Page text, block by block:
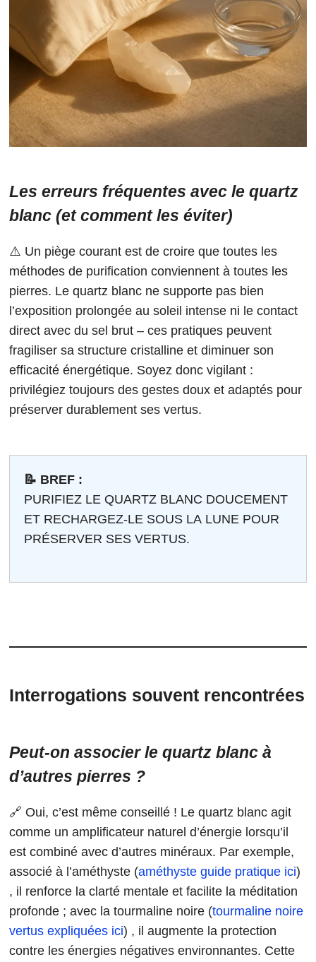
Les erreurs fréquentes avec le quartz
blanc (et comment les éviter)
⚠️ Un piège courant est de croire que toutes les
méthodes de purification conviennent à toutes les
pierres. Le quartz blanc ne supporte pas bien
l’exposition prolongée au soleil intense ni le contact
direct avec du sel brut – ces pratiques peuvent
fragiliser sa structure cristalline et diminuer son
efficacité énergétique. Soyez donc vigilant :
privilégiez toujours des gestes doux et adaptés pour
préserver durablement ses vertus.
📝 BREF :
PURIFIEZ LE QUARTZ BLANC DOUCEMENT
ET RECHARGEZ-LE SOUS LA LUNE POUR
PRÉSERVER SES VERTUS.
Interrogations souvent rencontrées
Peut-on associer le quartz blanc à
d’autres pierres ?
🔗 Oui, c’est même conseillé ! Le quartz blanc agit
comme un amplificateur naturel d’énergie lorsqu’il
est combiné avec d’autres minéraux. Par exemple,
associé à l’améthyste (améthyste guide pratique ici)
, il renforce la clarté mentale et facilite la méditation
profonde ; avec la tourmaline noire (tourmaline noire
vertus expliquées ici) , il augmente la protection
contre les énergies négatives environnantes. Cette